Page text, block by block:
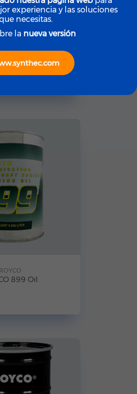
LGF (Yellow)
ROYCO
899 Oil
experiencia y las soluciones
necesitas.
la nueva versión